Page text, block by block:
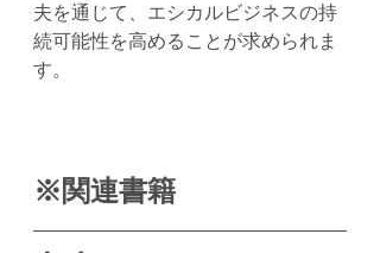
夫を通じて、エシカルビジネスの持
続可能性を高めることが求められま
す。
※関連書籍